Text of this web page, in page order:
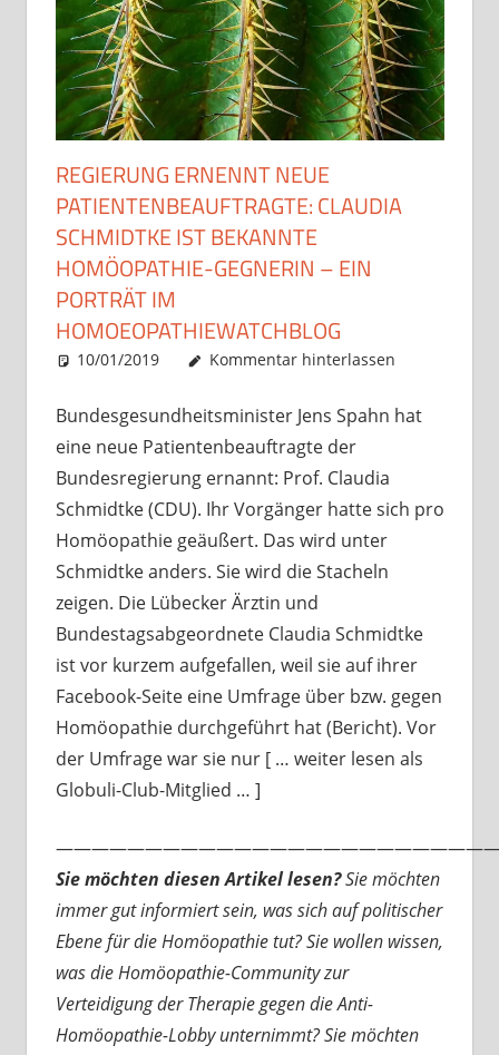
REGIERUNG ERNENNT NEUE
PATIENTENBEAUFTRAGTE: CLAUDIA
SCHMIDTKE IST BEKANNTE
HOMÖOPATHIE-GEGNERIN – EIN
PORTRÄT IM
HOMOEOPATHIEWATCHBLOG
10/01/2019 Christian J. Becker
Allgemein
Kommentar hinterlassen
Bundesgesundheitsminister Jens Spahn hat
eine neue Patientenbeauftragte der
Bundesregierung ernannt: Prof. Claudia
Schmidtke (CDU). Ihr Vorgänger hatte sich pro
Homöopathie geäußert. Das wird unter
Schmidtke anders. Sie wird die Stacheln
zeigen. Die Lübecker Ärztin und
Bundestagsabgeordnete Claudia Schmidtke
ist vor kurzem aufgefallen, weil sie auf ihrer
Facebook-Seite eine Umfrage über bzw. gegen
Homöopathie durchgeführt hat (Bericht). Vor
der Umfrage war sie nur [ … weiter lesen als
Globuli-Club-Mitglied … ]
Sie möchten diesen Artikel lesen?Sie möchten
immer gut informiert sein, was sich auf politischer
Ebene für die Homöopathie tut? Sie wollen wissen,
was die Homöopathie-Community zur
Verteidigung der Therapie gegen die Anti-
Homöopathie-Lobby unternimmt? Sie möchten